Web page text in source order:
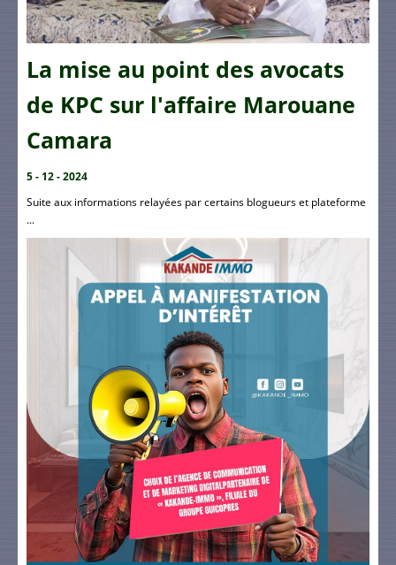
La mise au point des avocats
de KPC sur l'affaire Marouane
Camara
5 - 12 - 2024
Suite aux informations relayées par certains blogueurs et plateforme
...